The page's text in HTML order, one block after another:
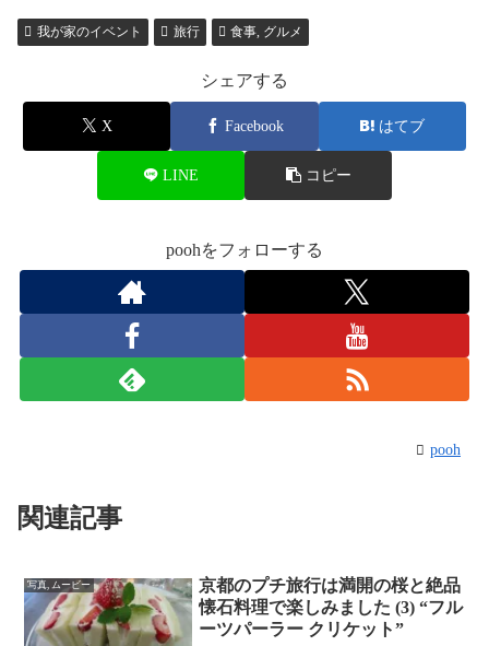
我が家のイベント 旅行 食事, グルメ
シェアする
X Facebook はてブ
LINE コピー
poohをフォローする
pooh
関連記事
写真, ムービー
京都のプチ旅行は満開の桜と絶品
懐石料理で楽しみました (3) “フル
ーツパーラー クリケット”